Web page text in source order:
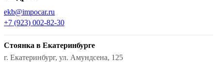
ekb@impocar.ru
+7 (923) 002-82-30
Стоянка в Екатеринбурге
г. Екатеринбург, ул. Амундсена, 125